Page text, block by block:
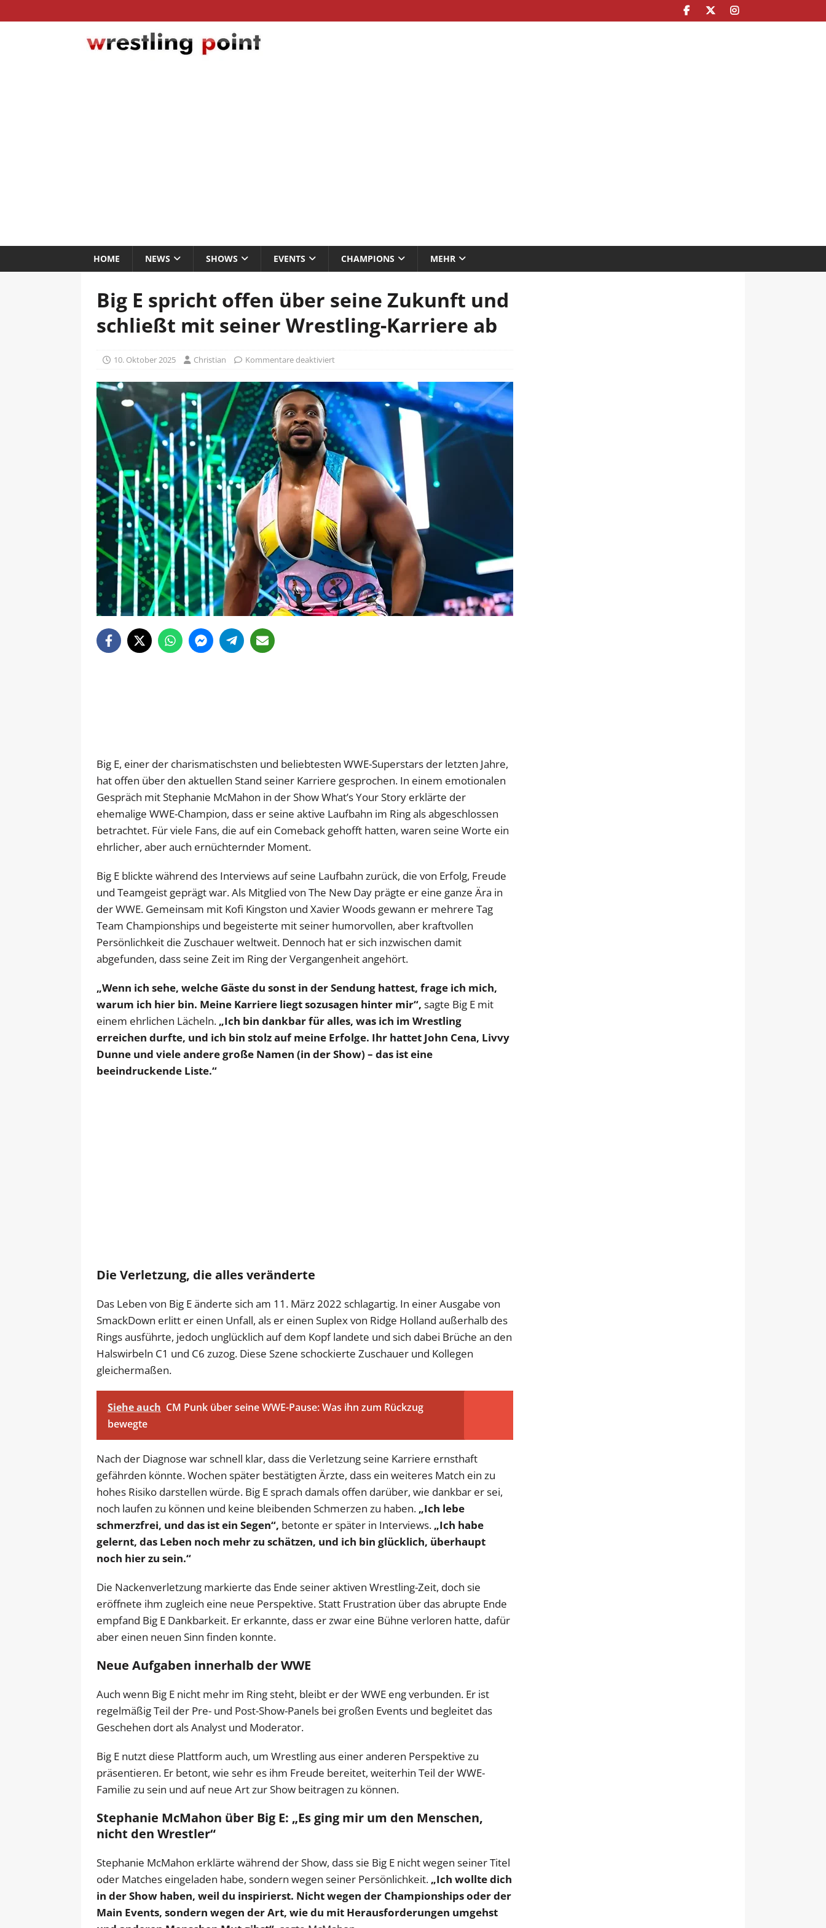
HOME NEWS SHOWS EVENTS CHAMPIONS MEHR
Big E spricht offen über seine Zukunft und
schließt mit seiner Wrestling-Karriere ab
10. Oktober 2025 Christian Kommentare deaktiviert
Big E, einer der charismatischsten und beliebtesten WWE-Superstars der letzten Jahre,
hat offen über den aktuellen Stand seiner Karriere gesprochen. In einem emotionalen
Gespräch mit Stephanie McMahon in der Show What’s Your Story erklärte der
ehemalige WWE-Champion, dass er seine aktive Laufbahn im Ring als abgeschlossen
betrachtet. Für viele Fans, die auf ein Comeback gehofft hatten, waren seine Worte ein
ehrlicher, aber auch ernüchternder Moment.
Big E blickte während des Interviews auf seine Laufbahn zurück, die von Erfolg, Freude
und Teamgeist geprägt war. Als Mitglied von The New Day prägte er eine ganze Ära in
der WWE. Gemeinsam mit Kofi Kingston und Xavier Woods gewann er mehrere Tag
Team Championships und begeisterte mit seiner humorvollen, aber kraftvollen
Persönlichkeit die Zuschauer weltweit. Dennoch hat er sich inzwischen damit
abgefunden, dass seine Zeit im Ring der Vergangenheit angehört.
„Wenn ich sehe, welche Gäste du sonst in der Sendung hattest, frage ich mich,
warum ich hier bin. Meine Karriere liegt sozusagen hinter mir“, sagte Big E mit
einem ehrlichen Lächeln. „Ich bin dankbar für alles, was ich im Wrestling
erreichen durfte, und ich bin stolz auf meine Erfolge. Ihr hattet John Cena, Livvy
Dunne und viele andere große Namen (in der Show) – das ist eine
beeindruckende Liste.“
Die Verletzung, die alles veränderte
Das Leben von Big E änderte sich am 11. März 2022 schlagartig. In einer Ausgabe von
SmackDown erlitt er einen Unfall, als er einen Suplex von Ridge Holland außerhalb des
Rings ausführte, jedoch unglücklich auf dem Kopf landete und sich dabei Brüche an den
Halswirbeln C1 und C6 zuzog. Diese Szene schockierte Zuschauer und Kollegen
gleichermaßen.
Siehe auch CM Punk über seine WWE-Pause: Was ihn zum Rückzug
bewegte
Nach der Diagnose war schnell klar, dass die Verletzung seine Karriere ernsthaft
gefährden könnte. Wochen später bestätigten Ärzte, dass ein weiteres Match ein zu
hohes Risiko darstellen würde. Big E sprach damals offen darüber, wie dankbar er sei,
noch laufen zu können und keine bleibenden Schmerzen zu haben. „Ich lebe
schmerzfrei, und das ist ein Segen“, betonte er später in Interviews. „Ich habe
gelernt, das Leben noch mehr zu schätzen, und ich bin glücklich, überhaupt
noch hier zu sein.“
Die Nackenverletzung markierte das Ende seiner aktiven Wrestling-Zeit, doch sie
eröffnete ihm zugleich eine neue Perspektive. Statt Frustration über das abrupte Ende
empfand Big E Dankbarkeit. Er erkannte, dass er zwar eine Bühne verloren hatte, dafür
aber einen neuen Sinn finden konnte.
Neue Aufgaben innerhalb der WWE
Auch wenn Big E nicht mehr im Ring steht, bleibt er der WWE eng verbunden. Er ist
regelmäßig Teil der Pre- und Post-Show-Panels bei großen Events und begleitet das
Geschehen dort als Analyst und Moderator.
Big E nutzt diese Plattform auch, um Wrestling aus einer anderen Perspektive zu
präsentieren. Er betont, wie sehr es ihm Freude bereitet, weiterhin Teil der WWE-
Familie zu sein und auf neue Art zur Show beitragen zu können.
Stephanie McMahon über Big E: „Es ging mir um den Menschen,
nicht den Wrestler“
Stephanie McMahon erklärte während der Show, dass sie Big E nicht wegen seiner Titel
oder Matches eingeladen habe, sondern wegen seiner Persönlichkeit. „Ich wollte dich
in der Show haben, weil du inspirierst. Nicht wegen der Championships oder der
Main Events, sondern wegen der Art, wie du mit Herausforderungen umgehst